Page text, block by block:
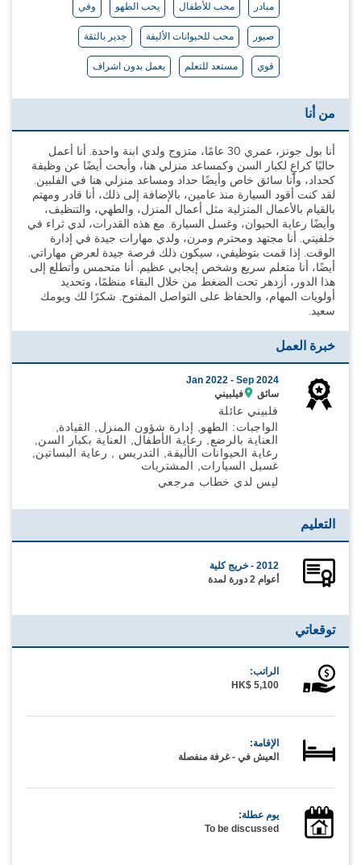
مبادر محب للأطفال يحب الطهو وفي
صبور محب للحيوانات الأليفة جدير بالثقة
قوي مستعد للتعلم يعمل بدون اشراف
من أنا
أنا بول جونز، عمري 30 عامًا، متزوج ولدي ابنة واحدة. أنا أعمل
حاليًا كراعٍ لكبار السن وكمساعد منزلي هنا، وأبحث أيضًا عن وظيفة
كحداد، وأنا سائق خاص وأيضًا حداد ومساعد منزلي هنا في الفلبين.
لقد كنت أقود السيارة منذ عامين، بالإضافة إلى ذلك، أنا قادر ومهتم
بالقيام بالأعمال المنزلية مثل أعمال المنزل، والطهي، والتنظيف،
وأيضًا رعاية الحيوان، وغسل السيارة. مع هذه القدرات، لدي ثراء في
خلفيتي. أنا مجتهد ومحترم ومرن، ولدي مهارات جيدة في إدارة
الوقت. إذا قمت بتوظيفي، سيكون ذلك فرصة جيدة لعرض مهاراتي.
أيضًا، أنا متعلم سريع وشخص إيجابي عظيم. أنا متحمس وأتطلع إلى
هذا الدور، أزدهر تحت الضغط من خلال البقاء منظمًا، وتحديد
أولويات المهام، والحفاظ على التواصل المفتوح. شكرًا لك ويومك
سعيد.
خبرة العمل
Jan 2022 - Sep 2024
سائق
فيلبيني
فلبيني عائلة
الواجبات: الطهو, إدارة شؤون المنزل, القيادة,
العناية بالرضع, رعاية الأطفال, العناية بكبار السن,
رعاية الحيوانات الأليفة, التدريس , رعاية البساتين,
غسيل السيارات, المشتريات
ليس لدي خطاب مرجعي
التعليم
2012 - خريج كلية
أعوام 2 دورة لمدة
توقعاتي
الراتب:
HK$ 5,100
الإقامة:
العيش في - غرفة منفصلة
يوم عطلة:
To be discussed